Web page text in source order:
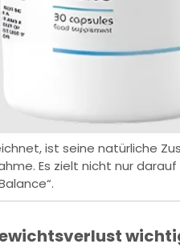
ist seine natürliche
Es zielt nicht nur